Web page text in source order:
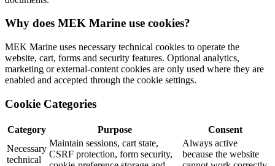
Why does MEK Marine use cookies?
MEK Marine uses necessary technical cookies to operate the
website, cart, forms and security features. Optional analytics,
marketing or external-content cookies are only used where they are
enabled and accepted through the cookie settings.
Cookie Categories
Category Purpose
Consent
Necessary
technical
Maintain sessions, cart state,
CSRF protection, form security,
Always active
because the website